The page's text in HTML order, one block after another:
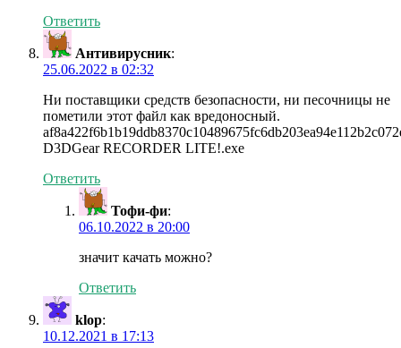
Ответить
Антивирусник:
25.06.2022 в 02:32
Ни поставщики средств безопасности, ни песочницы не
пометили этот файл как вредоносный.
D3DGear RECORDER LITE!.exe
Ответить
Тофи-фи:
06.10.2022 в 20:00
значит качать можно?
Ответить
klop:
10.12.2021 в 17:13